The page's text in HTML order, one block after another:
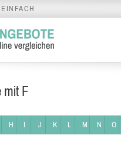
mit F
H I J K L M N O